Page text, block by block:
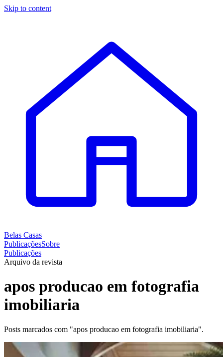
Skip to content
Belas Casas
PublicaçõesSobre
Publicações
Arquivo da revista
apos producao em fotografia
imobiliaria
Posts marcados com "apos producao em fotografia imobiliaria".